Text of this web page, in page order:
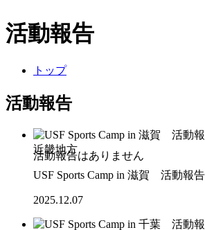
活動報告
トップ
活動報告
近畿地方
USF Sports Camp in 滋賀 活動報告
2025.12.07